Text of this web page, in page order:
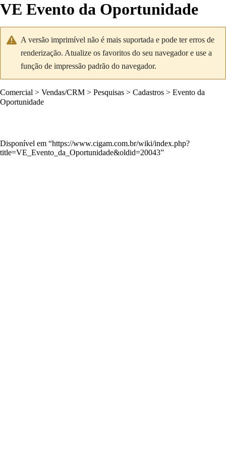
VE Evento da Oportunidade
A versão imprimível não é mais suportada e pode ter erros de
renderização. Atualize os favoritos do seu navegador e use a
função de impressão padrão do navegador.
Comercial > Vendas/CRM > Pesquisas > Cadastros > Evento da
Oportunidade
Disponível em “https://www.cigam.com.br/wiki/index.php?
title=VE_Evento_da_Oportunidade&oldid=20043”